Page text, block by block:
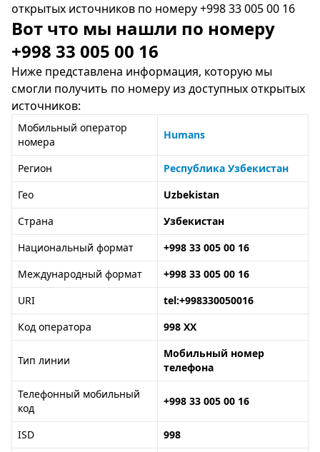
открытых источников по номеру +998 33 005 00 16
Вот что мы нашли по номеру
+998 33 005 00 16
Ниже представлена информация, которую мы
смогли получить по номеру из доступных открытых
источников:
Мобильный оператор
номера
Humans
Регион
Республика Узбекистан
Гео
Uzbekistan
Страна
Узбекистан
Национальный формат
+998 33 005 00 16
Международный формат
+998 33 005 00 16
URI
tel:+998330050016
Код оператора
998 XX
Тип линии
Мобильный номер
телефона
Телефонный мобильный
код
+998 33 005 00 16
ISD
998